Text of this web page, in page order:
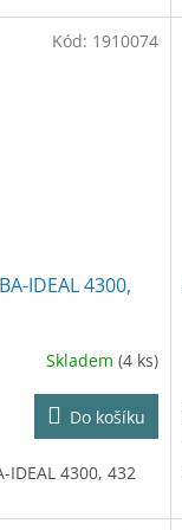
IDEAL 4300,
Skladem (4 ks)
Do košíku
IDEAL 4300, 432
Kód: 1910074